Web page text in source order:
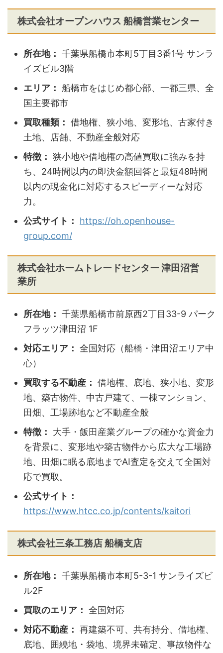
株式会社オープンハウス 船橋営業センター
所在地： 千葉県船橋市本町5丁目3番1号 サンラ
イズビル3階
エリア： 船橋市をはじめ都心部、一都三県、全
国主要都市
買取種類： 借地権、狭小地、変形地、古家付き
土地、店舗、不動産全般対応
特徴： 狭小地や借地権の高値買取に強みを持
ち、24時間以内の即決金額回答と最短48時間
以内の現金化に対応するスピーディーな対応
力。
公式サイト：
https://oh.openhouse-
group.com/
株式会社ホームトレードセンター 津田沼営
業所
所在地： 千葉県船橋市前原西2丁目33-9 パーク
フラッツ津田沼 1F
対応エリア： 全国対応（船橋・津田沼エリア中
心）
買取する不動産： 借地権、底地、狭小地、変形
地、築古物件、中古戸建て、一棟マンション、
田畑、工場跡地など不動産全般
特徴：
大手・飯田産業グループの確かな資金力
を背景に、変形地や築古物件から広大な工場跡
地、田畑に眠る底地までAI査定を交えて全国対
応で買取。
公式サイト：
https://www.htcc.co.jp/contents/kaitori
株式会社三条工務店 船橋支店
所在地： 千葉県船橋市本町5-3-1 サンライズビ
ル2F
買取のエリア： 全国対応
対応不動産： 再建築不可、共有持分、借地権、
底地、囲繞地・袋地、境界未確定、事故物件な